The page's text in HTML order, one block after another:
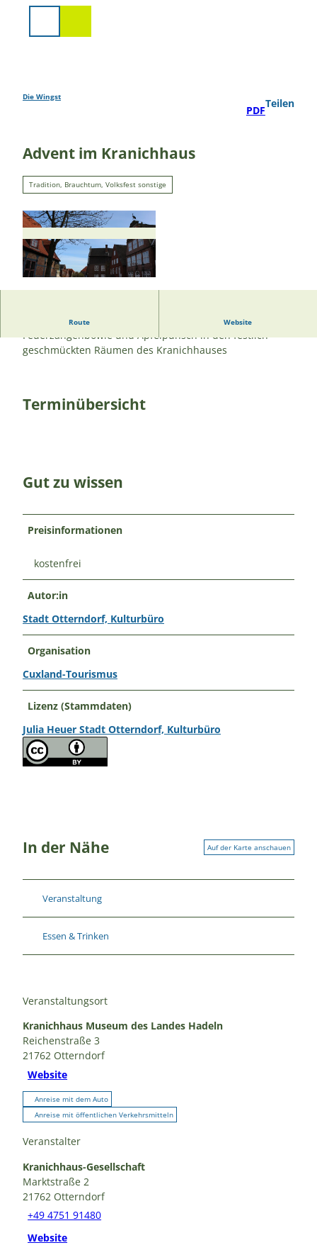
Die Wingst
PDF
Teilen
Advent im Kranichhaus
Tradition, Brauchtum, Volksfest sonstige
Route Website
Weihnachtliche Musik und Geschichten,
Feuerzangenbowle und Apfelpunsch in den festlich
geschmückten Räumen des Kranichhauses
Terminübersicht
Gut zu wissen
Preisinformationen
kostenfrei
Autor:in
Stadt Otterndorf, Kulturbüro
Organisation
Cuxland-Tourismus
Lizenz (Stammdaten)
Julia Heuer Stadt Otterndorf, Kulturbüro
In der Nähe Auf der Karte anschauen
Veranstaltung
Essen & Trinken
Veranstaltungsort
Kranichhaus Museum des Landes Hadeln
Reichenstraße 3
21762 Otterndorf
Website
Anreise mit dem Auto
Anreise mit öffentlichen Verkehrsmitteln
Veranstalter
Kranichhaus-Gesellschaft
Marktstraße 2
21762 Otterndorf
+49 4751 91480
Website